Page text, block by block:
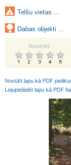
Telšu vietas ...
Dabas objekti ...
Novērtēt:
Nosūtīt lapu kā PDF
Lejupielādēt lapu kā PDF